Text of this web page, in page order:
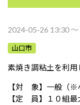
ふれあう・学ぶ
2024-05-26 13:30
山口市
素焼き調粘土を利用
【対 象】一般（※
【定 員】１０組最